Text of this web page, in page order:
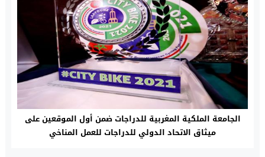
الجامعة الملكية المغربية للدراجات ضمن أول الموقعين على
ميثاق الاتحاد الدولي للدراجات للعمل المناخي